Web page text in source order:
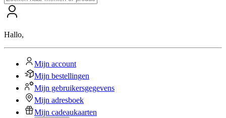
Hallo,
Mijn account
Mijn bestellingen
Mijn gebruikersgegevens
Mijn adresboek
Mijn cadeaukaarten